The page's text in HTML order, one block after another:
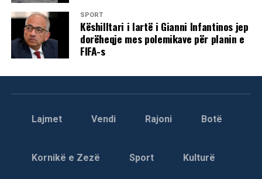
SPORT
Këshilltari i lartë i Gianni Infantinos jep
dorëheqje mes polemikave për planin e
FIFA-s
Lajmet Vendi Rajoni Botë
Kornikë e Zezë Sport Kulturë